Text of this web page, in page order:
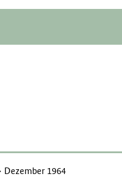
Dezember 1964